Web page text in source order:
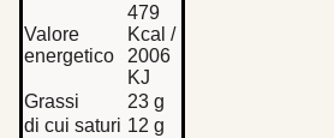
Valore
energetico
479
Kcal /
2006
KJ
Grassi
23 g
di cui saturi 12 g